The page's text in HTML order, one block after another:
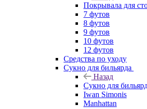
Покрывала для
7 футов
8 футов
9 футов
10 футов
12 футов
Средства по уходу
Сукно для бильярда
Назад
Сукно для
Iwan Simonis
Manhattan